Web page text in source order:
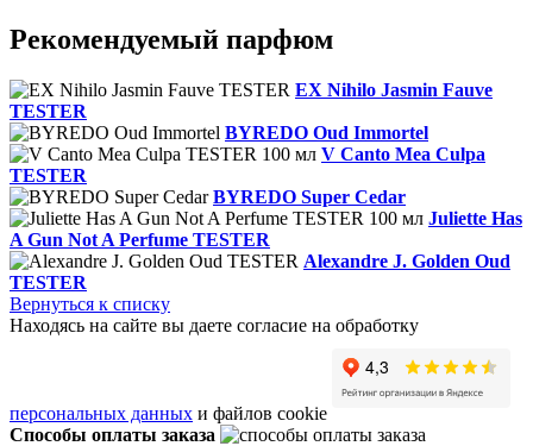
Рекомендуемый парфюм
EX Nihilo Jasmin Fauve
TESTER
BYREDO Oud Immortel
V Canto Mea Culpa
TESTER
BYREDO Super Cedar
Juliette Has
A Gun Not A Perfume TESTER
Alexandre J. Golden Oud
TESTER
Вернуться к списку
Находясь на сайте вы даете согласие на обработку
персональных данных и файлов cookie
Способы оплаты заказа